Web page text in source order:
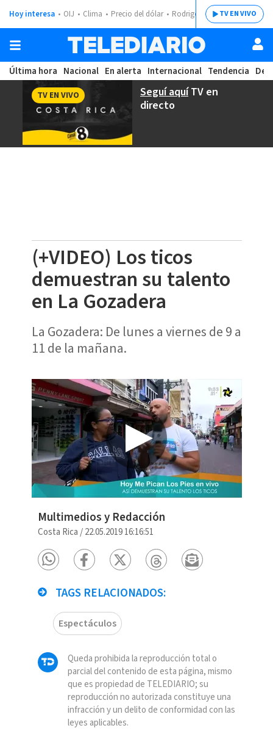
Hoy interesa OIJ Clima Precio del dólar Rodrigo ChavesTV EN VIVO
Última hora Nacional En alerta Internacional Tendencia
Seguí aquíTV en
directo
TV EN VIVO
(+VIDEO) Los ticos
demuestran su talento
en La Gozadera
La Gozadera: De lunes a viernes de 9 a
11 de la mañana.
Multimedios y Redacción
Costa Rica /22.05.2019 16:16:51
TAGS RELACIONADOS:
Espectáculos
Queda prohibida la reproducción total o
parcial del contenido de esta página, mismo
que es propiedad de TELEDIARIO; su
reproducción no autorizada constituye una
infracción y un delito de conformidad con las
leyes aplicables.